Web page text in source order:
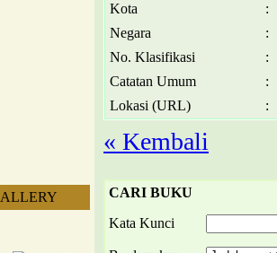
Kota
:
Negara
:
No. Klasifikasi
:
Catatan Umum
:
Lokasi (URL)
:
« Kembali
CARI BUKU
Kata Kunci